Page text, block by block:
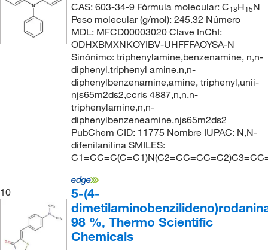
CAS: 603-34-9 Fórmula molecular: C18H15N
Peso molecular (g/mol): 245.32 Número
MDL: MFCD00003020 Clave InChI:
ODHXBMXNKOYIBV-UHFFFAOYSA-N
Sinónimo: triphenylamine,benzenamine, n,n-
diphenyl,triphenyl amine,n,n-
diphenylbenzenamine,amine, triphenyl,unii-
njs65m2ds2,ccris 4887,n,n,n-
triphenylamine,n,n-
diphenylbenzeneamine,njs65m2ds2
PubChem CID: 11775 Nombre IUPAC: N,N-
difenilanilina SMILES:
10
5-(4-
98 %, Thermo Scientific
Chemicals